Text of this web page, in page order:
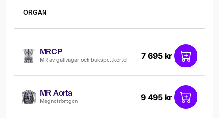
ORGAN
MRCP
MR av gallvägar och bukspottkörtel 7 695 kr
MR Aorta
Magnetröntgen 9 495 kr